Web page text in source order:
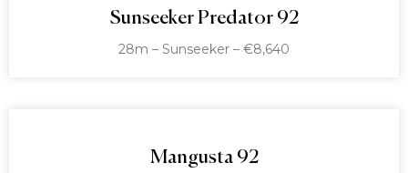
Sunseeker Predator 92
28m – Sunseeker – €8,640
Mangusta 92